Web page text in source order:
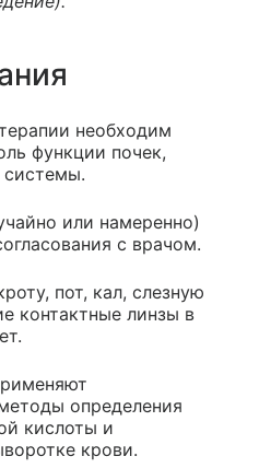
необходим
функции почек,
системы.
или намеренно)
с врачом.
пот, кал, слезную
контактные линзы в
определения
кислоты и
крови.